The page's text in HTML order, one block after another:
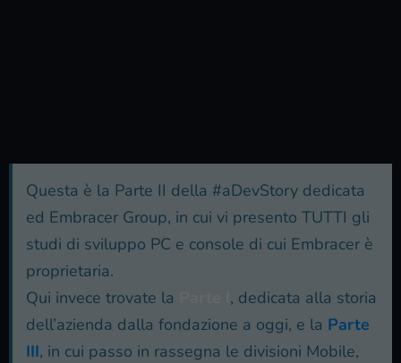
Questa è la Parte II della #aDevStory dedicata
ed Embracer Group, in cui vi presento TUTTI gli
studi di sviluppo PC e console di cui Embracer è
proprietaria.
Qui invece trovate la
, dedicata alla storia
dell’azienda dalla fondazione a oggi, e la Parte
III, in cui passo in rassegna le divisioni Mobile,